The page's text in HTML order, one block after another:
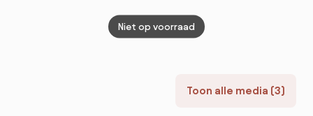
Toon alle media (3)
Niet op voorraad